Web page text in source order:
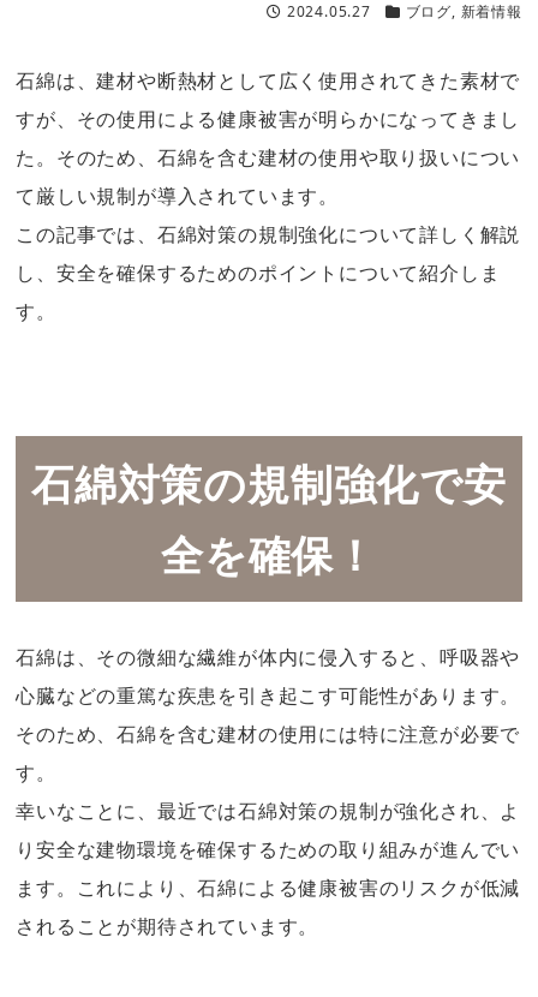
2024.05.27 ブログ, 新着情報
石綿は、建材や断熱材として広く使用されてきた素材で
すが、その使用による健康被害が明らかになってきまし
た。そのため、石綿を含む建材の使用や取り扱いについ
て厳しい規制が導入されています。
この記事では、石綿対策の規制強化について詳しく解説
し、安全を確保するためのポイントについて紹介しま
す。
石綿対策の規制強化で安
全を確保！
石綿は、その微細な繊維が体内に侵入すると、呼吸器や
心臓などの重篤な疾患を引き起こす可能性があります。
そのため、石綿を含む建材の使用には特に注意が必要で
す。
幸いなことに、最近では石綿対策の規制が強化され、よ
り安全な建物環境を確保するための取り組みが進んでい
ます。これにより、石綿による健康被害のリスクが低減
されることが期待されています。